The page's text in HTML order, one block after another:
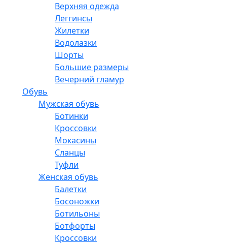
Верхняя одежда
Леггинсы
Жилетки
Водолазки
Шорты
Большие размеры
Вечерний гламур
Обувь
Мужская обувь
Ботинки
Кроссовки
Мокасины
Сланцы
Туфли
Женская обувь
Балетки
Босоножки
Ботильоны
Ботфорты
Кроссовки